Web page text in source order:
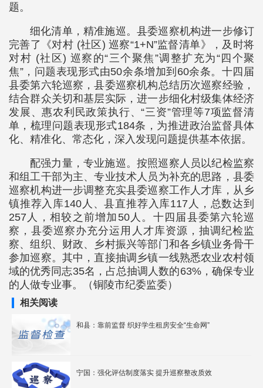
题。
细化清单，精准施巡。县委巡察机构进一步修订
完善了《对村 (社区) 巡察“1+N”监督清单》，及时将
对村 (社区) 巡察的“三个聚焦”调整扩充为“四个聚
焦”，问题表现形式由50余条增加到60余条。十四届
县委第六轮巡察，县委巡察机构总结历次巡察经验，
结合群众关切和基层实际，进一步细化村级集体经济
发展、惠农利民政策执行、“三资”管理等7项监督清
单，梳理问题表现形式184条，为推进政治监督具体
化、精准化、常态化，深入发现问题提供基本依据。
配强力量，专业施巡。按照巡察人员以纪检监察
和组工干部为主、专业技术人员为补充的思路，县委
巡察机构进一步调整充实县委巡察工作人才库，从乡
镇推荐入库140人、县直推荐入库117人，总数达到
257人，相较之前增加50人。十四届县委第六轮巡
察，县委巡察办充分运用人才库资源，抽调纪检监
察、组织、财政、乡村振兴等部门和各乡镇业务骨干
参加巡察。其中，直接抽调乡镇一线熟悉农业农村领
域的优秀同志35名，占总抽调人数的63%，确保专业
的人做专业事。（铜陵市纪委监委）
相关阅读
和县：靠前监督 织好学生租房安全“生命网”
宁国：强化评估制度落实 提升巡察整改质效